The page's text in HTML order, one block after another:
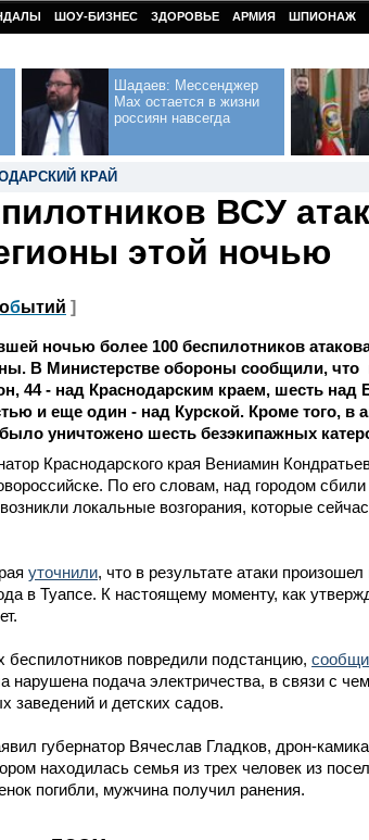
ШОУ-БИЗНЕС ЗДОРОВЬЕ АРМИЯ ШПИОНАЖ
Шадаев: Мессенджер
Max остается в жизни
россиян навсегда
КРАЙ
ВСУ
этой ночью
обытий ]
ночью более 100 беспилотников
В Министерстве обороны сообщили,
44 - над Краснодарским краем, шесть над
и еще один - над Курской. Кроме того, в
уничтожено шесть безэкипажных
Краснодарского края Вениамин
По его словам, над городом
локальные возгорания, которые
уточнили, что в результате атаки
в Туапсе. К настоящему моменту, как
повредили подстанцию,
нарушена подача электричества, в связи с
заведений и детских садов.
губернатор Вячеслав Гладков, дрон-
находилась семья из трех человек из
погибли, мужчина получил ранения.